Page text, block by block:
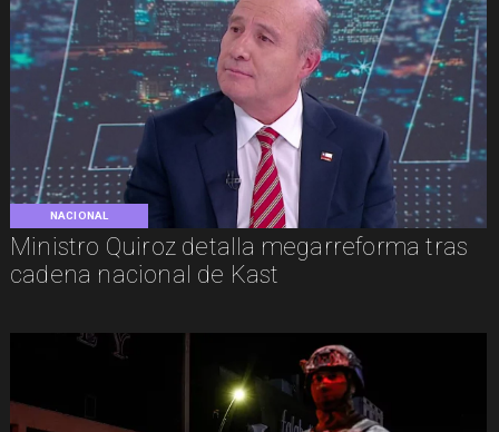
NACIONAL
Ministro Quiroz detalla megarreforma tras
cadena nacional de Kast